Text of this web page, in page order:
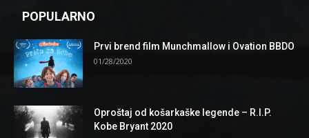
POPULARNO
Prvi brend film Munchmallow i Ovation BBDO
01/28/2020
Oproštaj od košarkaške legende – R.I.P.
Kobe Bryant 2020